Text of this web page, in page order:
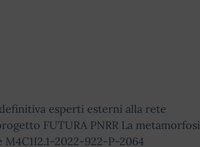
esperti esterni alla rete
FUTURA PNRR La metamorfosi
2022-922-P-2064